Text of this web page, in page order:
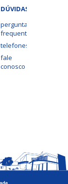
DÚVIDAS?
perguntas
frequentes
telefones
fale
conosco